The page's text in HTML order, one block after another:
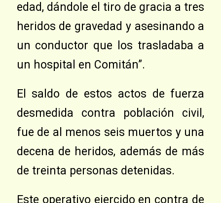
edad, dándole el tiro de gracia a tres
heridos de gravedad y asesinando a
un conductor que los trasladaba a
un hospital en Comitán”.
El saldo de estos actos de fuerza
desmedida contra población civil,
fue de al menos seis muertos y una
decena de heridos, además de más
de treinta personas detenidas.
Este operativo ejercido en contra de